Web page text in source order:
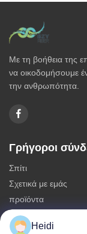
Με τη βοήθεια της
να οικοδομήσουμε
την ανθρωπότητα.
Γρήγοροι
Σπίτι
Σχετικά με εμάς
προϊόντα
Επικοινωνήστε μαζί
Heidi